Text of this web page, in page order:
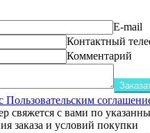
E-mail
Контактный
Комментарий
Пользовательским
свяжется с вами по
заказа и условий покупки